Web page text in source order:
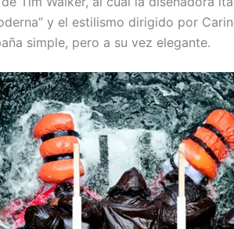
y el estilismo dirigido por
simple, pero a su vez elegante.